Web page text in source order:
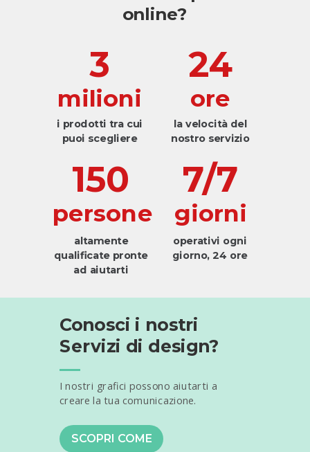
online?
i prodotti tra cui
puoi scegliere
I nostri grafici possono aiutarti a
creare la tua comunicazione.
Conosci i nostri
Servizi di design?
SCOPRI COME
3
milioni
24
ore
150
persone
7/7
giorni
la velocità del
nostro servizio
altamente
qualificate pronte
ad aiutarti
operativi ogni
giorno, 24 ore